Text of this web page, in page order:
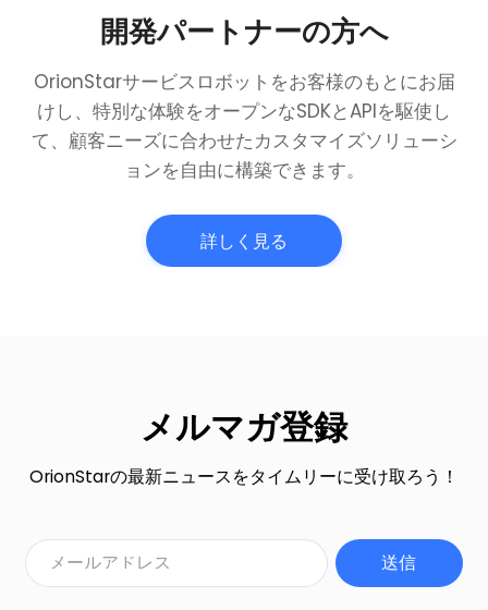
開発パートナーの方へ
OrionStarサービスロボットをお客様のもとにお届
けし、特別な体験をオープンなSDKとAPIを駆使し
て、顧客ニーズに合わせたカスタマイズソリューシ
ョンを自由に構築できます。
詳しく見る
メルマガ登録
OrionStarの最新ニュースをタイムリーに受け取ろう！
送信